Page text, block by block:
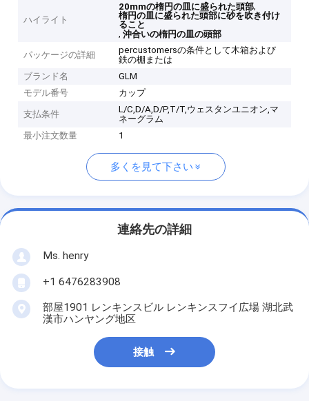
ハイライト
20mmの楕円の皿に盛られた頭部,
楕円の皿に盛られた頭部に砂を吹き付け
ること
,沖合いの楕円の皿の頭部
パッケージの詳細
percustomersの条件として木箱および
鉄の棚または
ブランド名
GLM
モデル番号
カップ
支払条件
L/C,D/A,D/P,T/T,ウェスタンユニオン,マ
ネーグラム
最小注文数量
1
多くを見て下さい
連絡先の詳細
Ms. henry
+1 6476283908
部屋1901 レンキンスビル レンキンスフイ広場 湖北武
漢市ハンヤング地区
接触